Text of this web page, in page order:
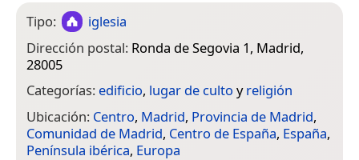
Tipo:
iglesia
Dirección postal: Ronda de Segovia 1, Madrid,
28005
Categorías: edificio, lugar de culto yreligión
Ubicación: Centro, Madrid, Provincia de Madrid,
Comunidad de Madrid, Centro de España, España,
Península ibérica, Europa